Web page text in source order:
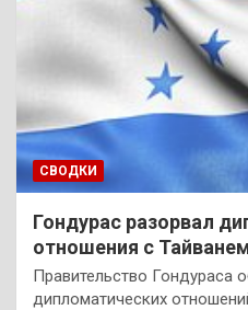
СВОДКИ
Гондурас разорвал
отношения с
Правительство Гондураса
дипломатических